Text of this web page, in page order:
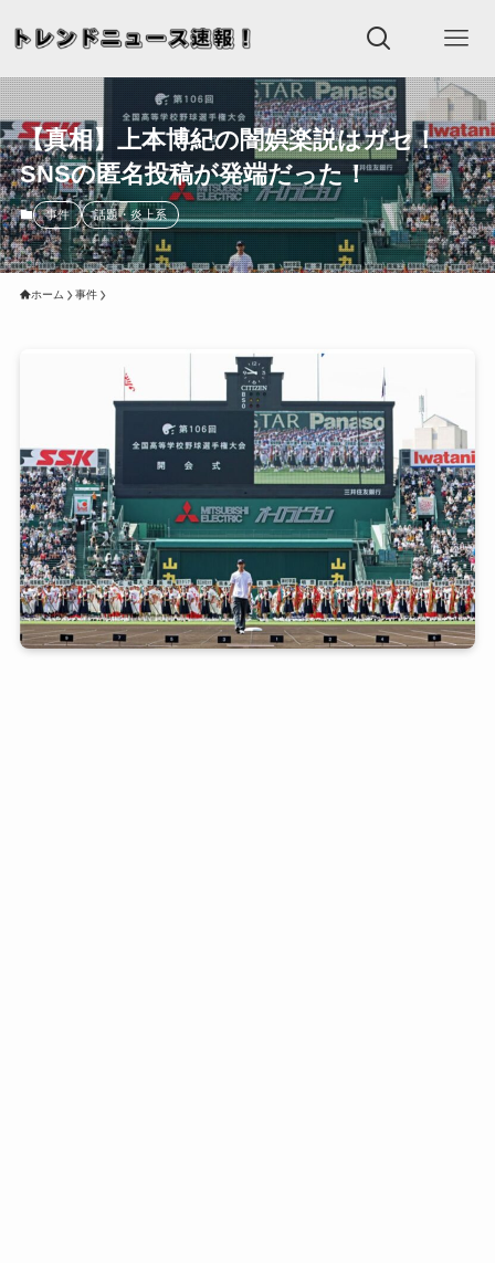
【真相】上本博紀の闇娯楽説はガセ！
SNSの匿名投稿が発端だった！
事件 話題・炎上系
ホーム 事件